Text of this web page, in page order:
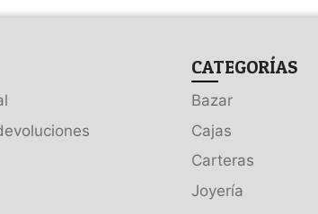
CATEGORÍAS
Bazar
Cajas
Carteras
Joyería